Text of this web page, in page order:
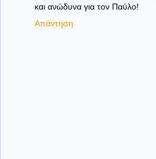
και ανώδυνα για τον Παύλο!
Απάντηση